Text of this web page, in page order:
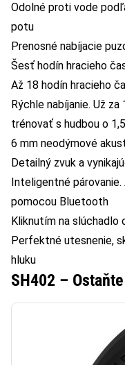
Odolné proti vode
potu
Prenosné nabíjacie
Šesť hodín hracieho
Až 18 hodín hracieho
Rýchle nabíjanie. Už
trénovať s hudbou o
6 mm neodýmové
Detailný zvuk a
Inteligentné
pomocou Bluetooth
Kliknutím na slúchadlo
Perfektné utesnenie,
hluku
SH402 –